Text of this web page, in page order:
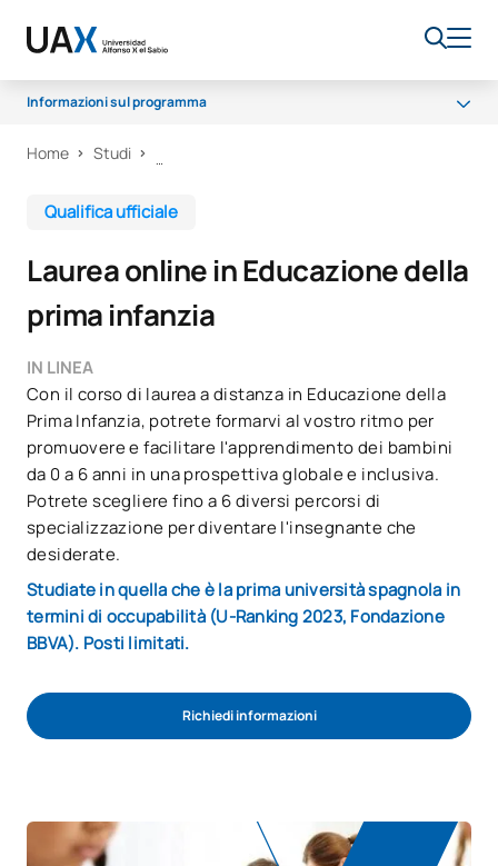
Informazioni sul programma
Programma
Borse di studio e aiuti finanziari
Opportunità di carriera
Home Studi
Qualifica ufficiale
Laurea online in Educazione della
prima infanzia
IN LINEA
Con il corso di laurea a distanza in Educazione della
Prima Infanzia, potrete formarvi al vostro ritmo per
promuovere e facilitare l'apprendimento dei bambini
da 0 a 6 anni in una prospettiva globale e inclusiva.
Potrete scegliere fino a 6 diversi percorsi di
specializzazione per diventare l'insegnante che
desiderate.
Studiate in quella che è la prima università spagnola in
termini di occupabilità (U-Ranking 2023, Fondazione
BBVA). Posti limitati.
Richiedi informazioni